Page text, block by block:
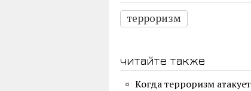
терроризм
читайте также
Когда терроризм атакует